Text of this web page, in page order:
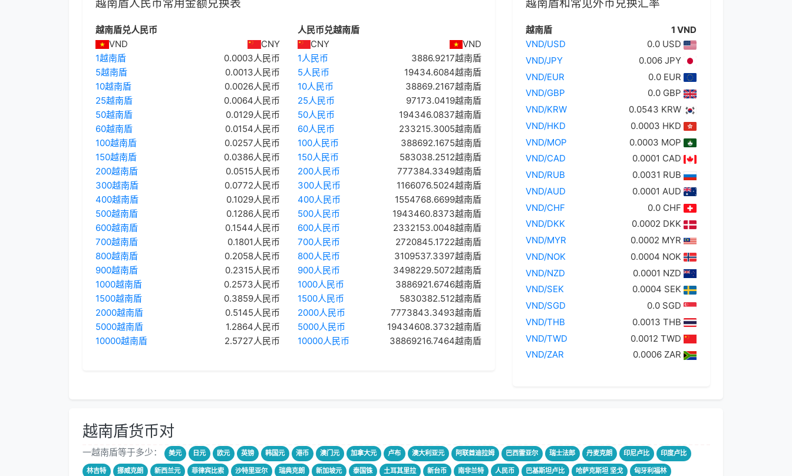
越南盾人民币常用金额兑换表
越南盾兑人民币
VND
CNY
1越南盾
0.0003人民币
5越南盾
0.0013人民币
10越南盾
0.0026人民币
25越南盾
0.0064人民币
50越南盾
0.0129人民币
60越南盾
0.0154人民币
100越南盾
0.0257人民币
150越南盾
0.0386人民币
200越南盾
0.0515人民币
300越南盾
0.0772人民币
400越南盾
0.1029人民币
500越南盾
0.1286人民币
600越南盾
0.1544人民币
700越南盾
0.1801人民币
800越南盾
0.2058人民币
900越南盾
0.2315人民币
1000越南盾
0.2573人民币
1500越南盾
0.3859人民币
2000越南盾
0.5145人民币
5000越南盾
1.2864人民币
10000越南盾
2.5727人民币
人民币兑越南盾
CNY
VND
1人民币
3886.9217越南盾
5人民币
19434.6084越南盾
10人民币
38869.2167越南盾
25人民币
97173.0419越南盾
50人民币
194346.0837越南盾
60人民币
233215.3005越南盾
100人民币
388692.1675越南盾
150人民币
583038.2512越南盾
200人民币
777384.3349越南盾
300人民币
1166076.5024越南盾
400人民币
1554768.6699越南盾
500人民币
1943460.8373越南盾
600人民币
2332153.0048越南盾
700人民币
2720845.1722越南盾
800人民币
3109537.3397越南盾
900人民币
3498229.5072越南盾
1000人民币
3886921.6746越南盾
1500人民币
5830382.512越南盾
2000人民币
7773843.3493越南盾
5000人民币
19434608.3732越南盾
10000人民币
38869216.7464越南盾
越南盾和常见外币兑换汇率
越南盾
1 VND
VND/USD
0.0 USD
VND/JPY
0.006 JPY
VND/EUR
0.0 EUR
VND/GBP
0.0 GBP
VND/KRW
0.0543 KRW
VND/HKD
0.0003 HKD
VND/MOP
0.0003 MOP
VND/CAD
0.0001 CAD
VND/RUB
0.0031 RUB
VND/AUD
0.0001 AUD
VND/CHF
0.0 CHF
VND/DKK
0.0002 DKK
VND/MYR
0.0002 MYR
VND/NOK
0.0004 NOK
VND/NZD
0.0001 NZD
VND/SEK
0.0004 SEK
VND/SGD
0.0 SGD
VND/THB
0.0013 THB
VND/TWD
0.0012 TWD
VND/ZAR
0.0006 ZAR
越南盾货币对
一越南盾等于多少： 美元 日元 欧元 英镑 韩国元 港币 澳门元 加拿大元 卢布 澳大利亚元 阿联酋迪拉姆 巴西雷亚尔 瑞士法郎 丹麦克朗 印尼卢比 印度卢比
林吉特 挪威克朗 新西兰元 菲律宾比索 沙特里亚尔 瑞典克朗 新加坡元 泰国铢 土耳其里拉 新台币 南非兰特 人民币 巴基斯坦卢比 哈萨克斯坦 坚戈 匈牙利福林